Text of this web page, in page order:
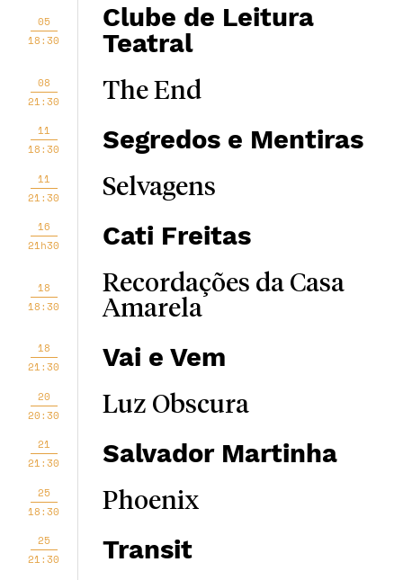
05
18:30
Clube de Leitura
Teatral
08
21:30
The End
11
18:30
Segredos e Mentiras
11
21:30
Selvagens
16
21h30
Cati Freitas
18
18:30
Recordações da Casa
Amarela
18
21:30
Vai e Vem
20
20:30
Luz Obscura
21
21:30
Salvador Martinha
25
18:30
Phoenix
25
21:30
Transit